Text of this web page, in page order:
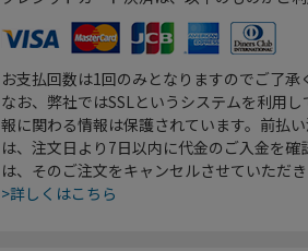
お支払回数は1回のみとなりますのでご了承
なお、弊社ではSSLというシステムを利用
報に関わる情報は保護されています。前払
は、注文日より7日以内に代金のご入金を確
は、そのご注文をキャンセルさせていただき
>詳しくはこちら